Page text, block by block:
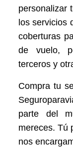
personalizar
los servicios
coberturas
de vuelo,
terceros y
Compra tu
parte del
mereces. Tú
nos